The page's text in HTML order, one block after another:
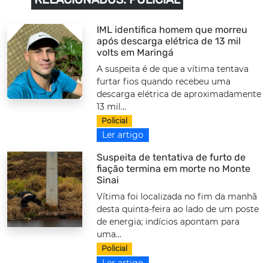
IML identifica homem que morreu
após descarga elétrica de 13 mil
volts em Maringá
A suspeita é de que a vítima tentava
furtar fios quando recebeu uma
descarga elétrica de aproximadamente
13 mil...
Policial
Ler artigo
Suspeita de tentativa de furto de
fiação termina em morte no Monte
Sinai
Vítima foi localizada no fim da manhã
desta quinta-feira ao lado de um poste
de energia; indícios apontam para
uma...
Policial